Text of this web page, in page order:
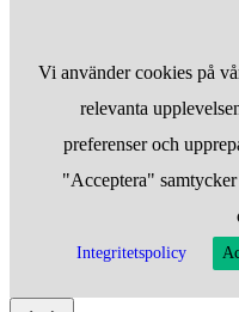
Vi använder cookies på
relevanta
preferenser och
"Acceptera"
Integritetspolicy